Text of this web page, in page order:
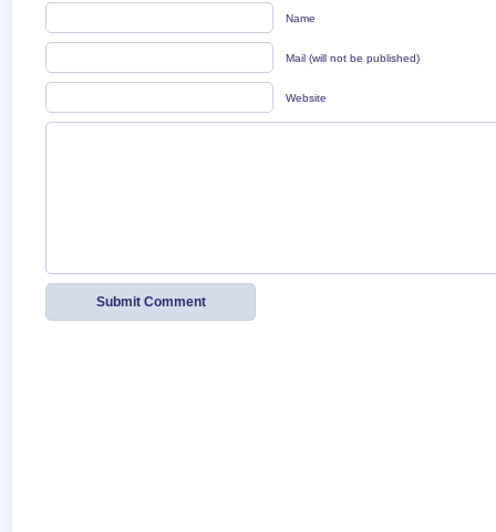
Name
Mail (will not be published)
Website